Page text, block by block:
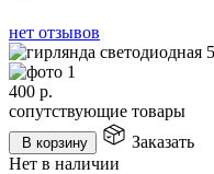
нет отзывов
400 р.
сопутствующие товары
В корзину
Заказать
Нет в наличии